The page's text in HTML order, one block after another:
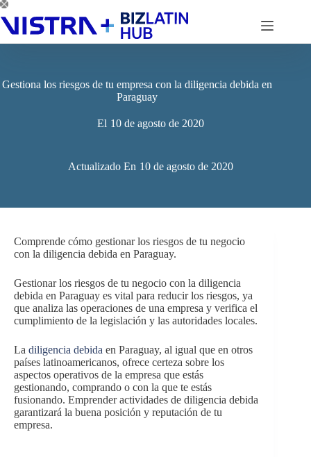
Saltar
al
contenido
Gestiona los riesgos de tu empresa con la diligencia debida en
Paraguay
El 10 de agosto de 2020
Actualizado En 10 de agosto de 2020
Comprende cómo gestionar los riesgos de tu negocio
con la diligencia debida en Paraguay.
Gestionar los riesgos de tu negocio con la diligencia
debida en Paraguay es vital para reducir los riesgos, ya
que analiza las operaciones de una empresa y verifica el
cumplimiento de la legislación y las autoridades locales.
La diligencia debida en Paraguay, al igual que en otros
países latinoamericanos, ofrece certeza sobre los
aspectos operativos de la empresa que estás
gestionando, comprando o con la que te estás
fusionando. Emprender actividades de diligencia debida
garantizará la buena posición y reputación de tu
empresa.